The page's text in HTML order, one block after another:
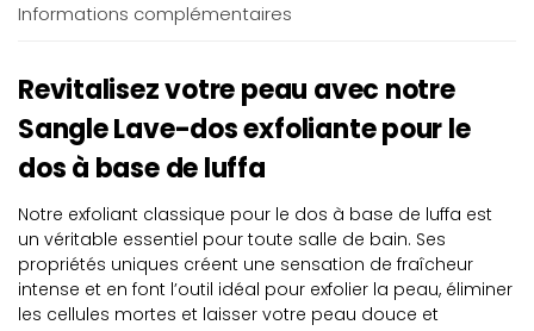
Informations complémentaires
Revitalisez votre peau avec notre
Sangle Lave-dos exfoliante pour le
dos à base de luffa
Notre exfoliant classique pour le dos à base de luffa est
un véritable essentiel pour toute salle de bain. Ses
propriétés uniques créent une sensation de fraîcheur
intense et en font l’outil idéal pour exfolier la peau, éliminer
les cellules mortes et laisser votre peau douce et